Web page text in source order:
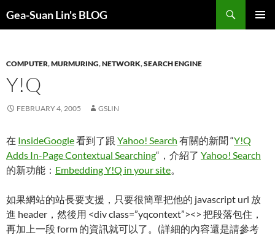
Gea-Suan Lin's BLOG
COMPUTER,MURMURING,NETWORK,SEARCH ENGINE
Y!Q
FEBRUARY 4, 2005 GSLIN
在 InsideGoogle看到了跟 Yahoo! Search 有關的新聞 “Y!Q
Adds In-Page Contextual Searching“，介紹了 Yahoo! Search
的新功能： Embedding Y!Q in your site。
如果網站的站長要支援，只要很簡單把他的 javascript url 放
進 header，然後用 <div class=”yqcontext”><> 把段落包住，
再加上一段 form 的資訊就可以了。(詳細的內容還是請參考